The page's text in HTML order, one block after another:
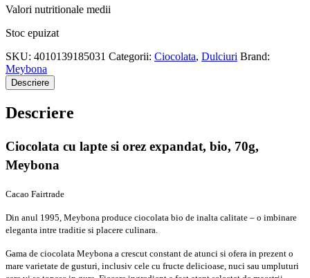
Valori nutritionale medii
Stoc epuizat
SKU: 4010139185031 Categorii: Ciocolata, Dulciuri Brand:
Meybona
Descriere
Descriere
Ciocolata cu lapte si orez expandat, bio, 70g,
Meybona
Cacao Fairtrade
Din anul 1995, Meybona produce ciocolata bio de inalta calitate – o imbinare
eleganta intre traditie si placere culinara.
Gama de ciocolata Meybona a crescut constant de atunci si ofera in prezent o
mare varietate de gusturi, inclusiv cele cu fructe delicioase, nuci sau umpluturi